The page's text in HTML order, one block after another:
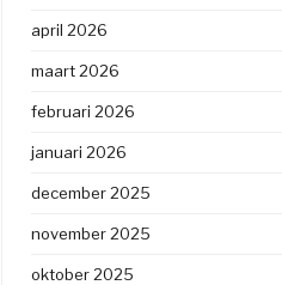
april 2026
maart 2026
februari 2026
januari 2026
december 2025
november 2025
oktober 2025